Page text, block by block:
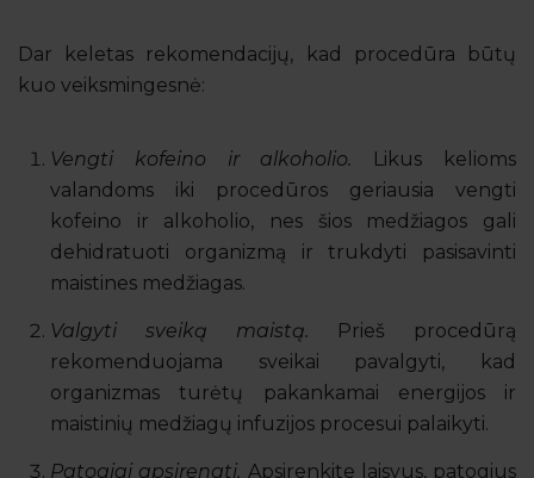
Dar keletas rekomendacijų, kad procedūra būtų
kuo veiksmingesnė:
Vengti kofeino ir alkoholio. Likus kelioms
valandoms iki procedūros geriausia vengti
kofeino ir alkoholio, nes šios medžiagos gali
dehidratuoti organizmą ir trukdyti pasisavinti
maistines medžiagas.
Valgyti sveiką maistą. Prieš procedūrą
rekomenduojama sveikai pavalgyti, kad
organizmas turėtų pakankamai energijos ir
maistinių medžiagų infuzijos procesui palaikyti.
Patogiai apsirengti. Apsirenkite laisvus, patogius